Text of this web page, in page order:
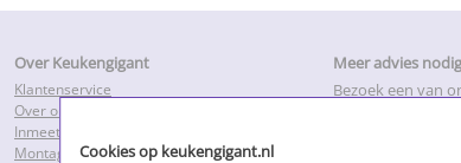
Cookies op keukengigant.nl
Over Keukengigant
Klantenservice
Over ons
Inmeetservice
Montageservice
Meer advies
Bezoek een van